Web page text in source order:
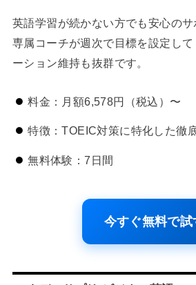
英語学習が続かない方でも安心のサ
専属コーチが週次で目標を設定し
ーション維持も抜群です。
料金：月額6,578円（税込）〜
特徴：TOEIC対策に特化した徹
無料体験：7日間
今すぐ無料で試